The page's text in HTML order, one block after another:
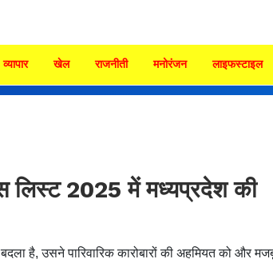
व्यापार खेल राजनीती मनोरंजन लाइफस्टाइल
लिस्ट 2025 में मध्यप्रदेश की
है, उसने पारिवारिक कारोबारों की अहमियत को और